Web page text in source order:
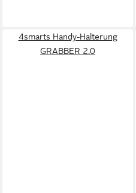
4smarts Handy-Halterung
GRABBER 2.0